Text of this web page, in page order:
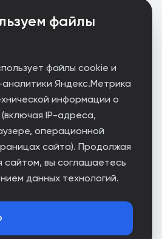
файлы
файлы cookie и
Яндекс.Метрика
информации о
IP-адреса,
операционной
сайта). Продолжая
сайтом, вы соглашаетесь
данных технологий.
Поделиться